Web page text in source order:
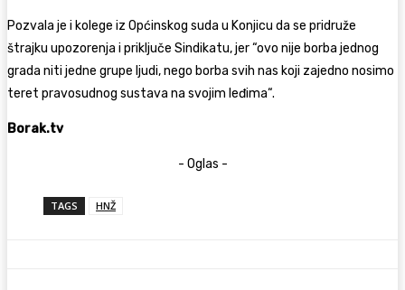
Pozvala je i kolege iz Općinskog suda u Konjicu da se pridruže
štrajku upozorenja i priključe Sindikatu, jer “ovo nije borba jednog
grada niti jedne grupe ljudi, nego borba svih nas koji zajedno nosimo
teret pravosudnog sustava na svojim leđima“.
Borak.tv
- Oglas -
TAGS HNŽ